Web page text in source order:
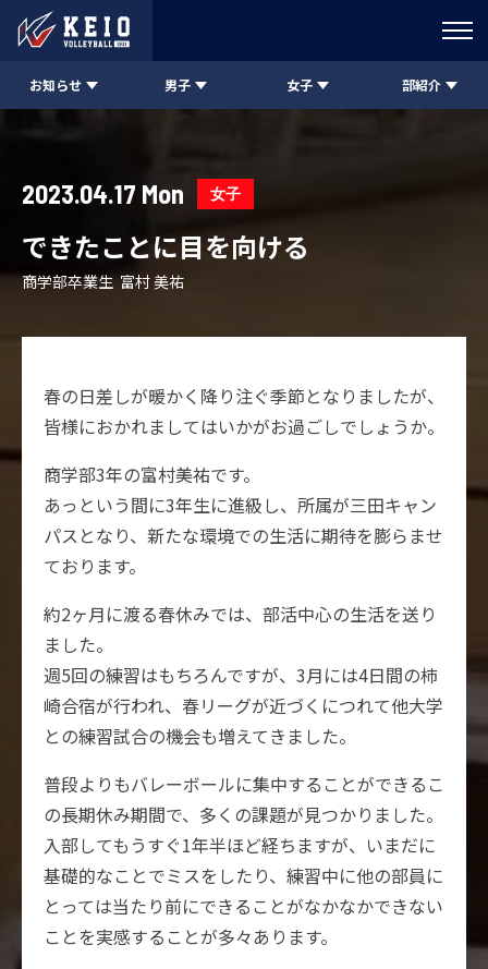
お知らせ 男子 女子 部紹介
2023.04.17 Mon 女子
できたことに目を向ける
商学部卒業生 富村 美祐
春の日差しが暖かく降り注ぐ季節となりましたが、
皆様におかれましてはいかがお過ごしでしょうか。
商学部3年の富村美祐です。
あっという間に3年生に進級し、所属が三田キャン
パスとなり、新たな環境での生活に期待を膨らませ
ております。
約2ヶ月に渡る春休みでは、部活中心の生活を送り
ました。
週5回の練習はもちろんですが、3月には4日間の柿
崎合宿が行われ、春リーグが近づくにつれて他大学
との練習試合の機会も増えてきました。
普段よりもバレーボールに集中することができるこ
の長期休み期間で、多くの課題が見つかりました。
入部してもうすぐ1年半ほど経ちますが、いまだに
基礎的なことでミスをしたり、練習中に他の部員に
とっては当たり前にできることがなかなかできない
ことを実感することが多々あります。